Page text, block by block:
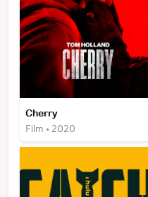
Cherry
Film • 2020